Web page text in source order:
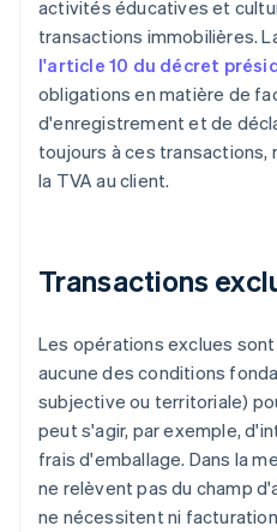
activités éducatives et
transactions immobilières.
l'article 10 du décret
obligations en matière de
d'enregistrement et de
toujours à ces transactions,
la TVA au client.
Transactions
Les opérations exclues
aucune des conditions
subjective ou territoriale)
peut s'agir, par exemple,
frais d'emballage. Dans la
ne relèvent pas du champ
ne nécessitent ni